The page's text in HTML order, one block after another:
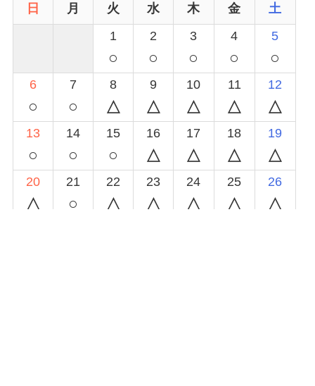
日 月 火 水 木 金
土
1
○
2
○
3
○
4
○
5
○
6
○
7
○
8 9 10 11 12
13
○
14
○
15
○
16 17 18 19
20 21
○
22 23 24 25 26